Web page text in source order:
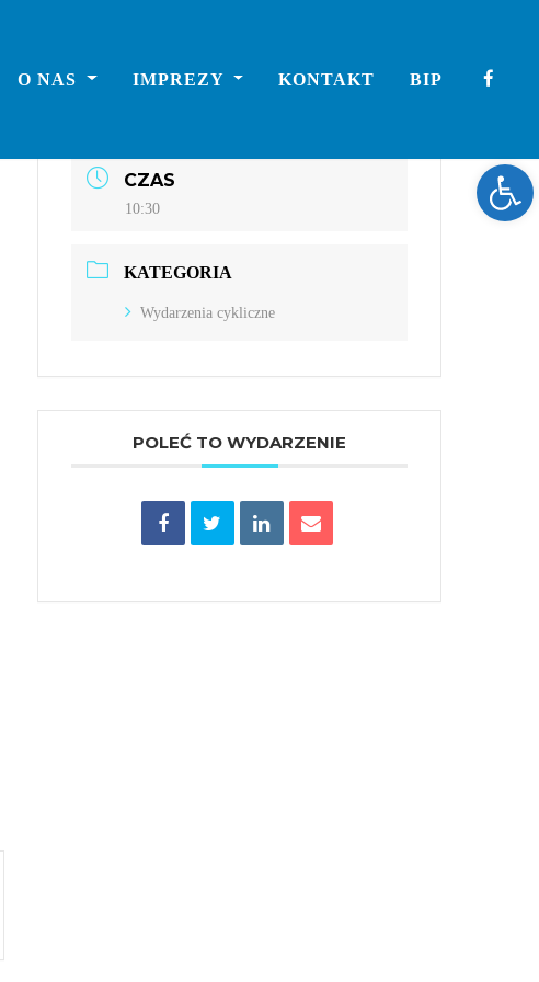
O NAS IMPREZY KONTAKT BIP
gru 05 2021
CZAS
10:30
KATEGORIA
Wydarzenia cykliczne
POLEĆ TO WYDARZENIE